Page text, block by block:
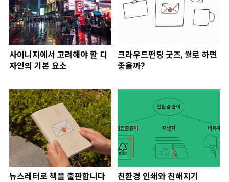
사이니지에서 고려해야 할 디
자인의 기본 요소
크라우드펀딩 굿즈, 뭘로 하면
좋을까?
뉴스레터로 책을 출판합니다 친환경 인쇄와 친해지기